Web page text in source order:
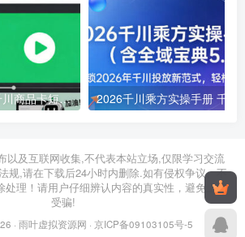
2026年4月更新 千川商品卡短视频全域投放搭建小白实操教程
2026年03月13日
以及互联网收集,不代表本站立场,仅限学习交流
规,请在下载后24小时内删除.如有侵权争议、不
处理！请用户仔细辨认内容的真实性，避免上当
受骗!
· 雨叶虚拟资源网 · 京ICP备09103105号-5